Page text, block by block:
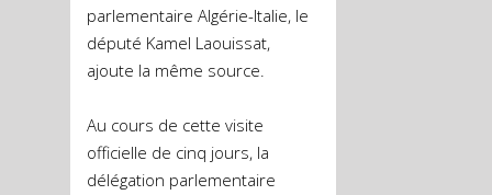
parlementaire Algérie-Italie, le
député Kamel Laouissat,
ajoute la même source.
Au cours de cette visite
officielle de cinq jours, la
délégation parlementaire